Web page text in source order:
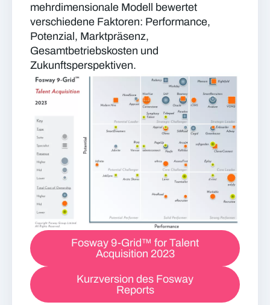
mehrdimensionale Modell bewertet
verschiedene Faktoren: Performance,
Potenzial, Marktpräsenz,
Gesamtbetriebskosten und
Zukunftsperspektiven.
Fosway 9-Grid™ for Talent
Acquisition 2023
Kurzversion des Fosway
Reports